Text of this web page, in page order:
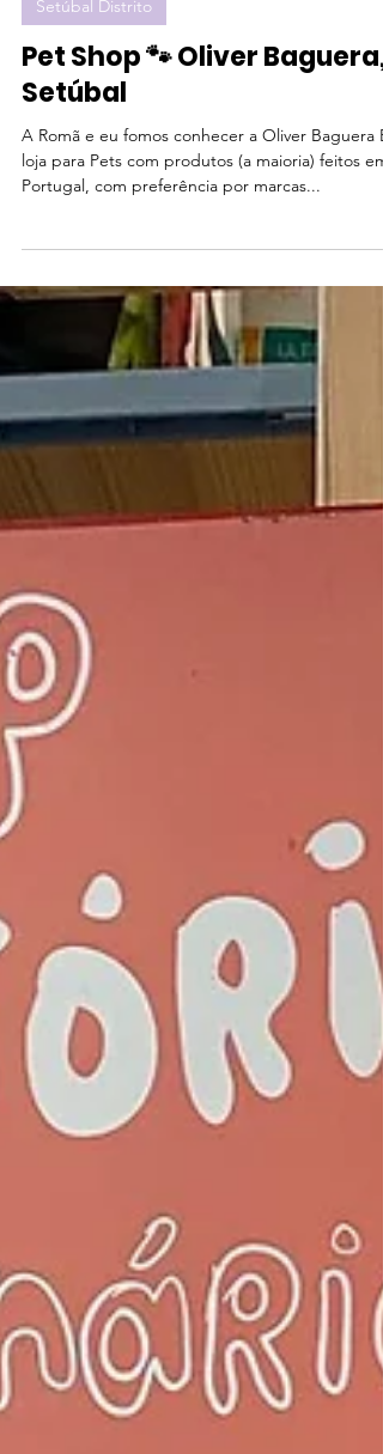
12 de dez. de 2022
Setúbal Distrito
Pet Shop 🐾 Oliver Baguera,
Setúbal
A Romã e eu fomos conhecer a Oliver Baguera É